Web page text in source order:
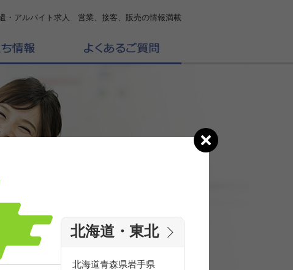
・アルバイト求人 営業、接客、販売の情報満載
の
北海道・東北
北海道青森県岩手県